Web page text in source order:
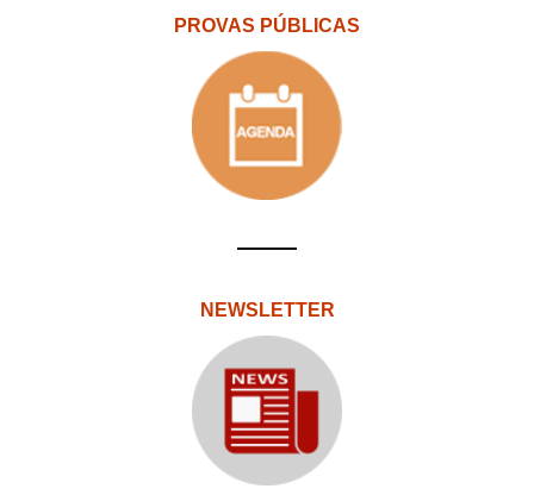
PROVAS PÚBLICAS
NEWSLETTER